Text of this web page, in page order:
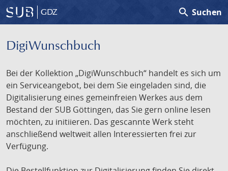
GDZ search Suchen
DigiWunschbuch
Bei der Kollektion „DigiWunschbuch“ handelt es sich um
ein Serviceangebot, bei dem Sie eingeladen sind, die
Digitalisierung eines gemeinfreien Werkes aus dem
Bestand der SUB Göttingen, das Sie gern online lesen
möchten, zu initiieren. Das gescannte Werk steht
anschließend weltweit allen Interessierten frei zur
Verfügung.